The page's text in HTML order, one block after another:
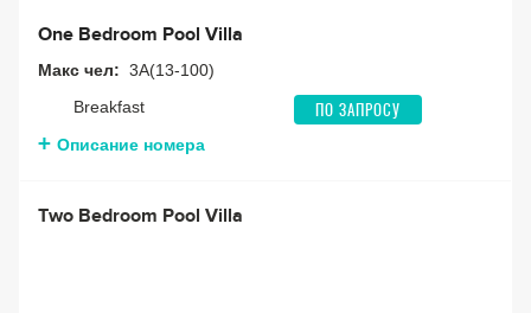
One Bedroom Pool Villa
Макс чел: 3A(13-100)
Breakfast
ПО ЗАПРОСУ
Описание номера
Two Bedroom Pool Villa